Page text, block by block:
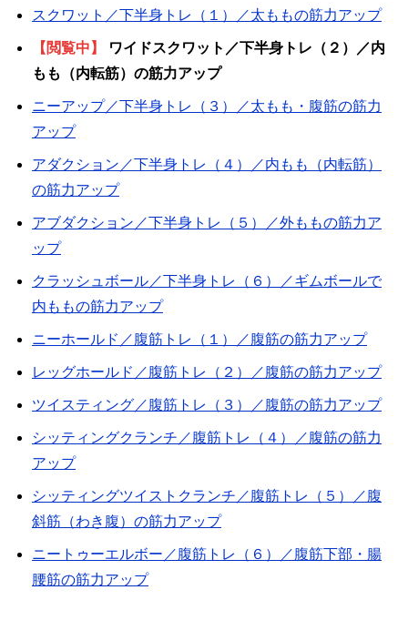
スクワット／下半身トレ（１）／太ももの筋力アップ
【閲覧中】
ワイドスクワット／下半身トレ（２）／内
もも（内転筋）の筋力アップ
ニーアップ／下半身トレ（３）／太もも・腹筋の筋力
アップ
アダクション／下半身トレ（４）／内もも（内転筋）
の筋力アップ
アブダクション／下半身トレ（５）／外ももの筋力ア
ップ
クラッシュボール／下半身トレ（６）／ギムボールで
内ももの筋力アップ
ニーホールド／腹筋トレ（１）／腹筋の筋力アップ
レッグホールド／腹筋トレ（２）／腹筋の筋力アップ
ツイスティング／腹筋トレ（３）／腹筋の筋力アップ
シッティングクランチ／腹筋トレ（４）／腹筋の筋力
アップ
シッティングツイストクランチ／腹筋トレ（５）／腹
斜筋（わき腹）の筋力アップ
ニートゥーエルボー／腹筋トレ（６）／腹筋下部・腸
腰筋の筋力アップ